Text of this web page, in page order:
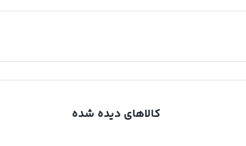
کالاهای دیده شده